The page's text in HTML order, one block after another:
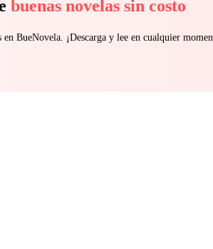
buenas novelas sin costo
BueNovela. ¡Descarga y lee en cualquier